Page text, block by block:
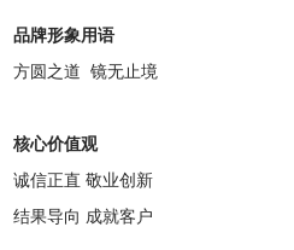
品牌形象用语
方圆之道 镜无止境
核心价值观
诚信正直 敬业创新
结果导向 成就客户